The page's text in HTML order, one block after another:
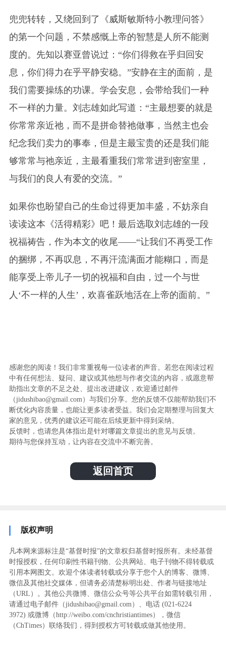
兜兜转转，又绕回到了《威斯敏斯特小教理问答》
的第一个问题，不禁感慨上帝的智慧是人所不能测
度的。先知以赛亚曾说过：“你们得救在乎归回安
息，你们得力在乎平静安稳。”安静在主的面前，是
我们需要操练的功课。学会安息，会带给我们一种
不一样的力量。刘志雄如此写道：“主最想要的就是
你常常亲近祂，而不是拼命替祂做事，当然主也会
纪念我们卖力的事奉，但是主最宝贵的还是我们能
够常常与祂亲近，主最看重我们常常进到密室里，
与我们的良人有爱的交流。”
如果你也盼望自己的生命过得更加丰盛，不妨亲自
读读这本《活得精彩》吧！最后选取刘志雄的一段
祝福祷告，作为本文的收尾——“让我们不再受工作
的捆绑，不再叹息，不再汗流满面才能糊口，而是
能享受上帝儿子一切的祝福和自由，过一个与世
人‘不一样的人生’，欢喜雀跃地活在上帝的面前。”
感谢您的阅读！我们非常重视每一位读者的声音。若您在阅读过程
中有任何想法、疑问、建议或其他想与作者交流的内容，或愿意帮
助指出文章的不足之处、提出改进建议，欢迎通过邮件
（jidushibao@gmail.com）与我们分享。您的反馈不仅能帮助我们不
断优化内容质量，也能让更多读者受益。我们会定期整理与回复大
家的意见，优秀的建议还可能在后续更新中得到采纳。
反馈时，也请您具体指出是针对哪篇文章提出的意见与反馈。
期待与您保持互动，让内容在交流中不断完善。
返回首页
版权声明
凡本网来源标注是“基督时报”的文章权归基督时报所有。未经基督
时报授权，任何印刷性书籍刊物、公共网站、电子刊物不得转载或
引用本网图文。欢迎个体读者转载或分享于您个人的博客、微博、
微信及其他社交媒体，但请务必清楚标明出处、作者与链接地址
（URL）。其他公共微博、微信公众号等公共平台如需转载引用，
请通过电子邮件（jidushibao@gmail.com）、电话 (021-6224
3972) ‬或微博（http://weibo.com/cnchristiantimes），微信
（ChTimes）联络我们，得到授权方可转载或做其他使用。